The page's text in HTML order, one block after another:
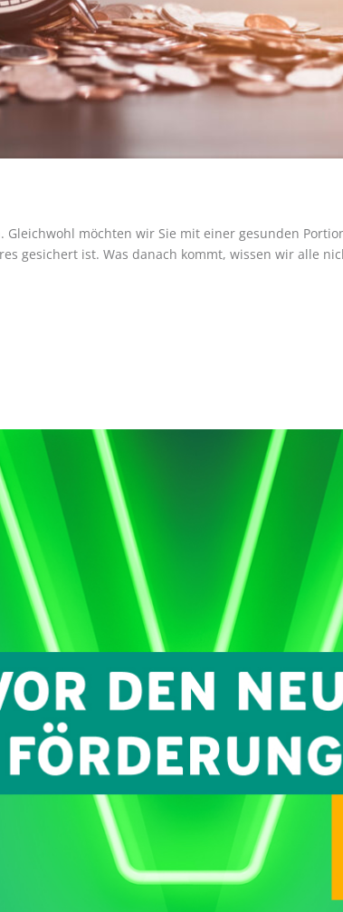
möchten wir Sie mit einer gesunden
gesichert ist. Was danach kommt, wissen wir alle